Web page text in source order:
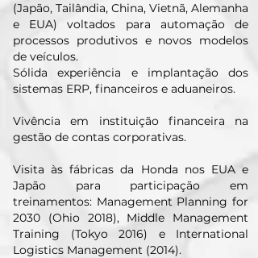
(Japão, Tailândia, China, Vietnã, Alemanha
e EUA) voltados para automação de
processos produtivos e novos modelos
de veículos.
Sólida experiência e implantação dos
sistemas ERP, financeiros e aduaneiros.
Vivência em instituição financeira na
gestão de contas corporativas.
Visita às fábricas da Honda nos EUA e
Japão para participação em
treinamentos: Management Planning for
2030 (Ohio 2018), Middle Management
Training (Tokyo 2016) e International
Logistics Management (2014).